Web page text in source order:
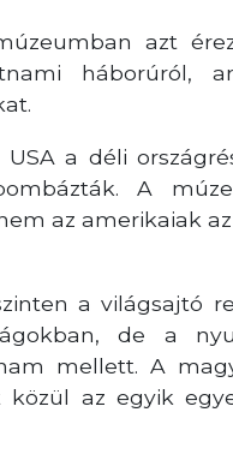
azt
háborúról,
a déli
A
az amerikaiak
a világsajtó
de a
mellett. A
az egyik